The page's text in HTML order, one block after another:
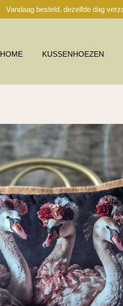
Vandaag besteld, dezelfde dag
HOME KUSSENHOEZEN